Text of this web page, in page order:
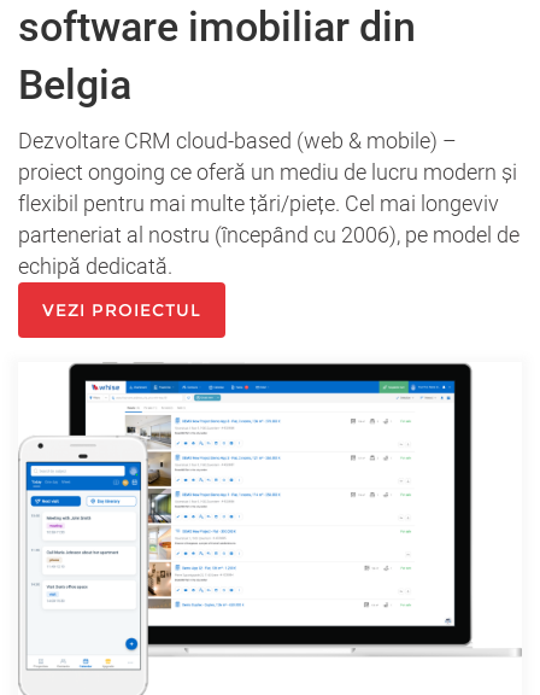
software imobiliar din
Belgia
Dezvoltare CRM cloud-based (web & mobile) –
proiect ongoing ce oferă un mediu de lucru modern și
flexibil pentru mai multe țări/piețe. Cel mai longeviv
parteneriat al nostru (începând cu 2006), pe model de
echipă dedicată.
VEZI PROIECTUL